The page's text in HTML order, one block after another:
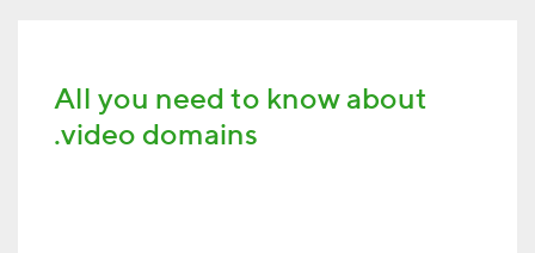
All you need to know about
.video domains